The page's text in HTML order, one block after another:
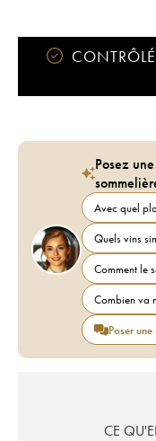
Posez
Avec quel
Quels vins
Comment le
Combien va
Poser
CE